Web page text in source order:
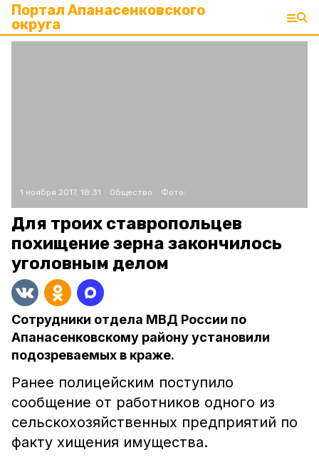
Портал Апанасенковского
округа
1 ноября 2017, 18:31 Общество Фото:
Для троих ставропольцев
похищение зерна закончилось
уголовным делом
Сотрудники отдела МВД России по
Апанасенковскому району установили
подозреваемых в краже.
Ранее полицейским поступило
сообщение от работников одного из
сельскохозяйственных предприятий по
факту хищения имущества.